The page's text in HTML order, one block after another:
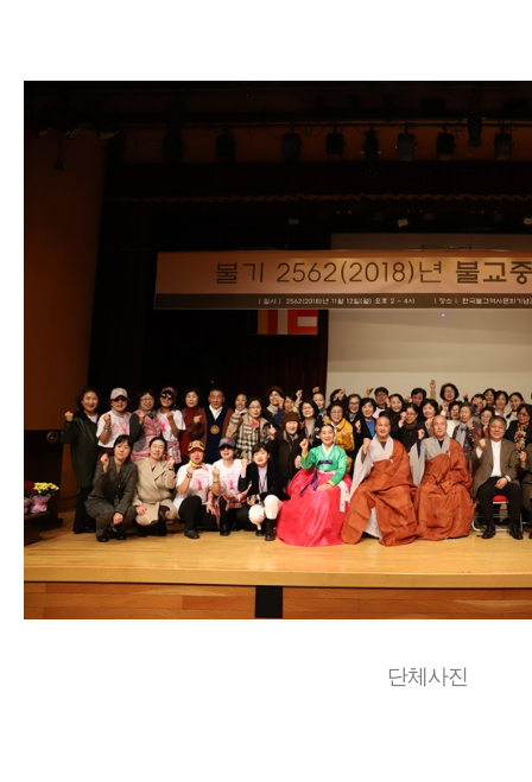
단체사진